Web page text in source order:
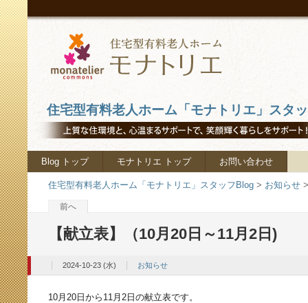
住宅型有料老人ホーム「モナトリエ」スタ
Blog トップ モナトリエ トップ お問い合わせ
住宅型有料老人ホーム「モナトリエ」スタッフBlog > お知らせ
前へ
【献立表】（10月20日～11月2日)
2024-10-23 (水) お知らせ
10月20日から11月2日の献立表です。